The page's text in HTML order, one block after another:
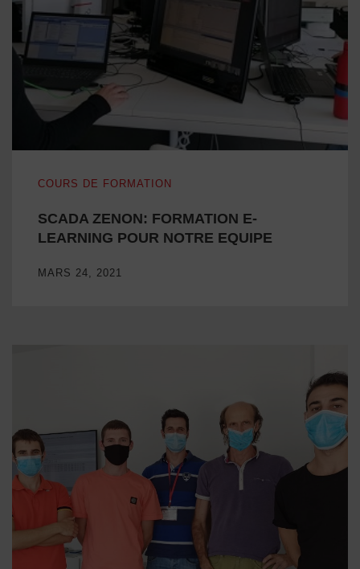
COURS DE FORMATION
SCADA ZENON: FORMATION E-
LEARNING POUR NOTRE EQUIPE
MARS 24, 2021